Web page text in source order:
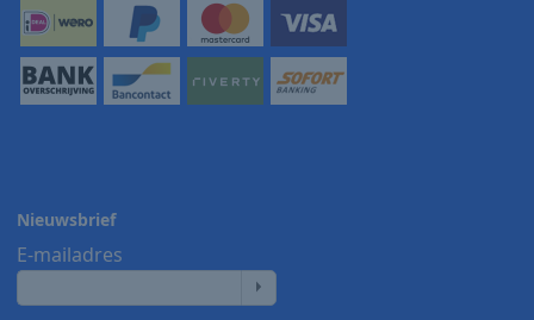
Nieuwsbrief
E-mailadres